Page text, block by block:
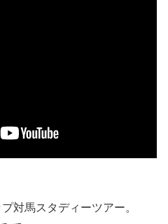
対馬スタディーツアー。